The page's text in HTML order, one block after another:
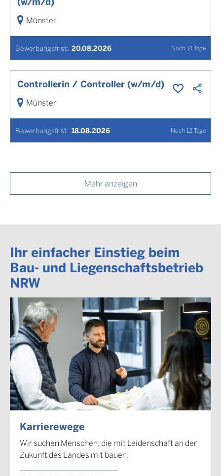
Bewerbungsfrist: 20.08.2026 Noch 14Tage
Münster
Controllerin / Controller (w/m/d)
Bewerbungsfrist: 18.08.2026 Noch 12 Tage
Münster
Mehr anzeigen
Ihr einfacher Einstieg beim
Bau- und Liegenschaftsbetrieb
NRW
Karrierewege
Wir suchen Menschen, die mit Leidenschaft an der
Zukunft des Landes mit bauen.